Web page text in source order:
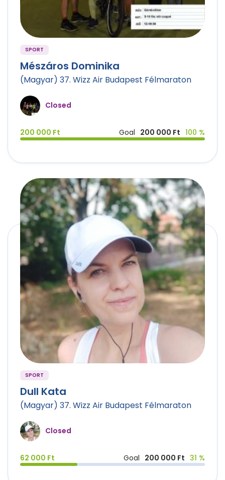
SPORT
Mészáros Dominika
(Magyar) 37. Wizz Air Budapest Félmaraton
Closed
200 000 Ft Goal 200 000 Ft 100 %
SPORT
Dull Kata
(Magyar) 37. Wizz Air Budapest Félmaraton
Closed
62 000 Ft Goal 200 000 Ft 31 %